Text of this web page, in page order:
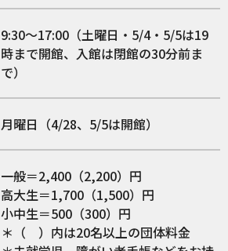
9:30〜17:00（土曜日・5/4・5/5は19
時まで開館、入館は閉館の30分前ま
で）
月曜日（4/28、5/5は開館）
一般＝2,400（2,200）円
高大生＝1,700（1,500）円
小中生＝500（300）円
＊（ ）内は20名以上の団体料金